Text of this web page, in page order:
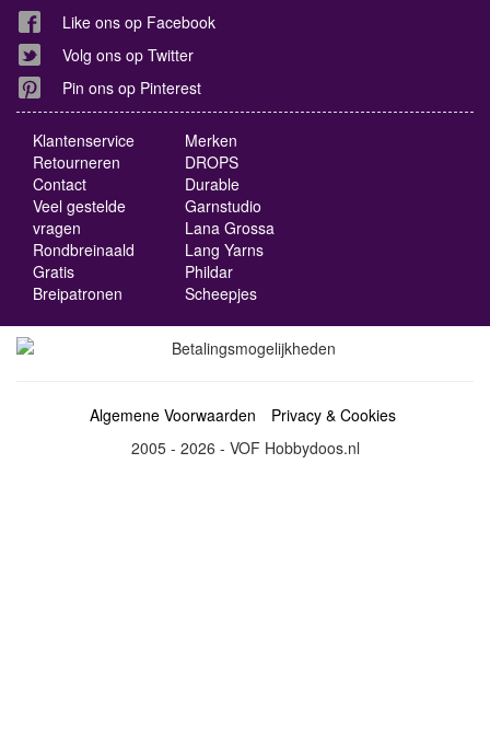
Like ons op Facebook
Volg ons op Twitter
Pin ons op Pinterest
Klantenservice
Retourneren
Contact
Veel gestelde
vragen
Rondbreinaald
Gratis
Breipatronen
Merken
DROPS
Durable
Garnstudio
Lana Grossa
Lang Yarns
Phildar
Scheepjes
Algemene Voorwaarden
Privacy & Cookies
2005 - 2026 - VOF Hobbydoos.nl